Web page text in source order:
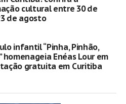
cultural entre 30 de
de agosto
infantil “Pinha, Pinhão,
homenageia Enéas Lour em
gratuita em Curitiba